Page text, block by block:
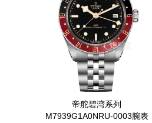
帝舵碧湾系列
M7939G1A0NRU-0003腕表